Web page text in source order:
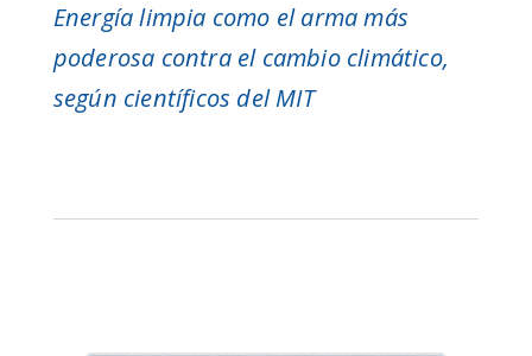
Energía limpia como el arma más
poderosa contra el cambio climático,
según científicos del MIT